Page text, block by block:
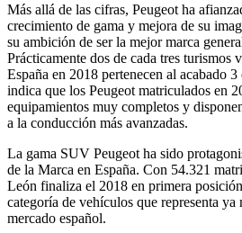
Más allá de las cifras, Peugeot ha
crecimiento de gama y mejora de su
su ambición de ser la mejor marca
Prácticamente dos de cada tres turismos
España en 2018 pertenecen al acabado
indica que los Peugeot matriculados en
equipamientos muy completos y
a la conducción más avanzadas.
La gama SUV Peugeot ha sido
de la Marca en España. Con 54.321
León finaliza el 2018 en primera
categoría de vehículos que representa ya
mercado español.